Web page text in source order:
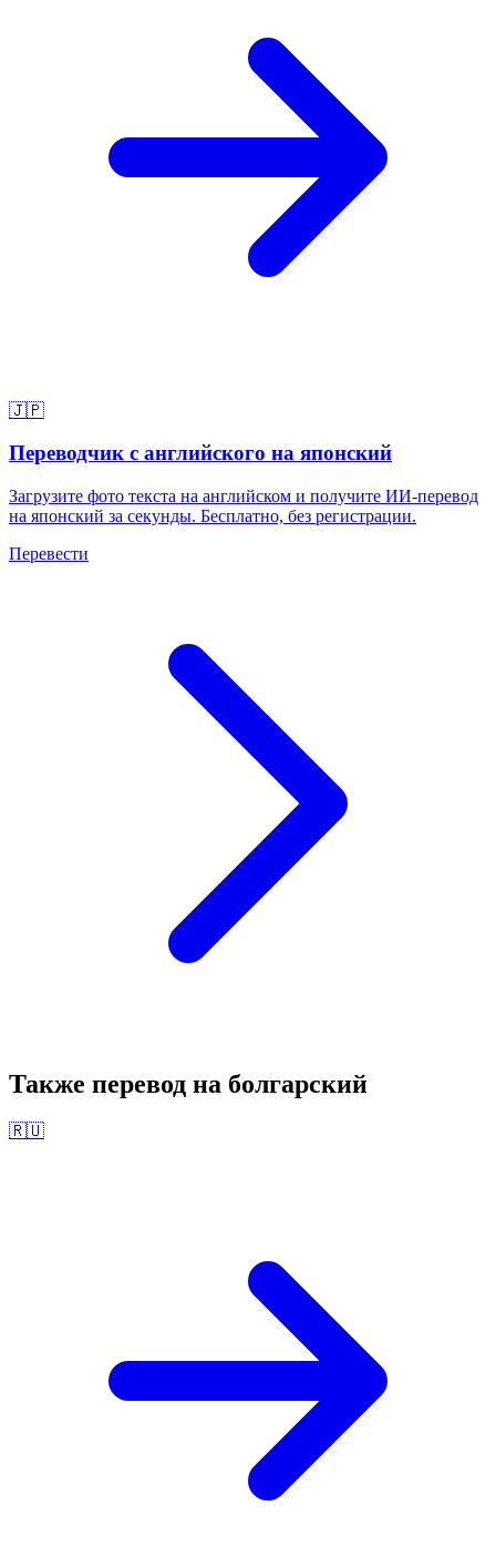
🇯🇵
Переводчик с английского на японский
Загрузите фото текста на английском и получите ИИ-перевод
на японский за секунды. Бесплатно, без регистрации.
Перевести
Также перевод на болгарский
🇷🇺